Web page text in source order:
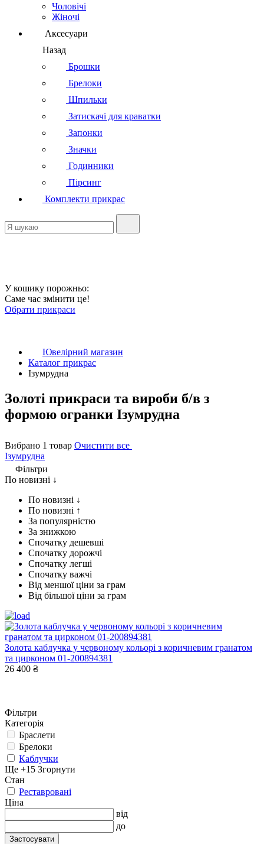
Чоловічі
Жіночі
Аксесуари
Назад
Брошки
Брелоки
Шпильки
Затискачі для краватки
Запонки
Значки
Годинники
Пірсинг
Комплекти прикрас
У кошику порожньо:
Саме час змінити це!
Обрати прикраси
Ювелірний магазин
Каталог прикрас
Ізумрудна
Золоті прикраси та вироби б/в з
формою огранки Ізумрудна
Вибрано 1 товар Очистити все
Ізумрудна
Фільтри
По новизні ↓
По новизні ↓
По новизні ↑
За популярністю
За знижкою
Спочатку дешевші
Спочатку дорожчі
Спочатку легші
Спочатку важчі
Від меншої ціни за грам
Від більшої ціни за грам
Золота каблучка у червоному кольорі з коричневим гранатом
та цирконом 01-200894381
26 400 ₴
Фільтри
Категорія
Браслети
Брелоки
Каблучки
Ще +15 Згорнути
Стан
Реставровані
Ціна
від
до
Застосувати